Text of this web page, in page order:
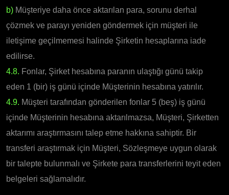
b) Müşteriye daha önce aktarılan para, sorunu derhal
çözmek ve parayı yeniden göndermek için müşteri ile
iletişime geçilmemesi halinde Şirketin hesaplarına iade
edilirse.
4.8. Fonlar, Şirket hesabına paranın ulaştığı günü takip
eden 1 (bir) iş günü içinde Müşterinin hesabına yatırılır.
4.9. Müşteri tarafından gönderilen fonlar 5 (beş) iş günü
içinde Müşterinin hesabına aktarılmazsa, Müşteri, Şirketten
aktarımı araştırmasını talep etme hakkına sahiptir. Bir
transferi araştırmak için Müşteri, Sözleşmeye uygun olarak
bir talepte bulunmalı ve Şirkete para transferlerini teyit eden
belgeleri sağlamalıdır.